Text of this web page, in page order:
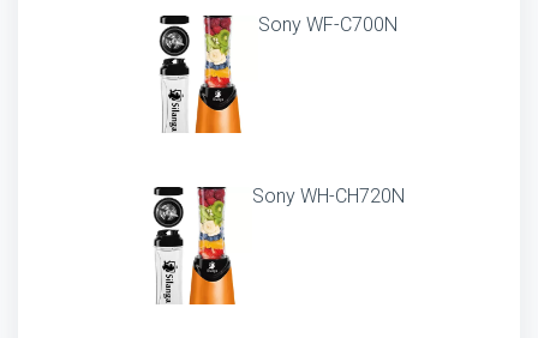
Sony WF-C700N
Sony WH-CH720N